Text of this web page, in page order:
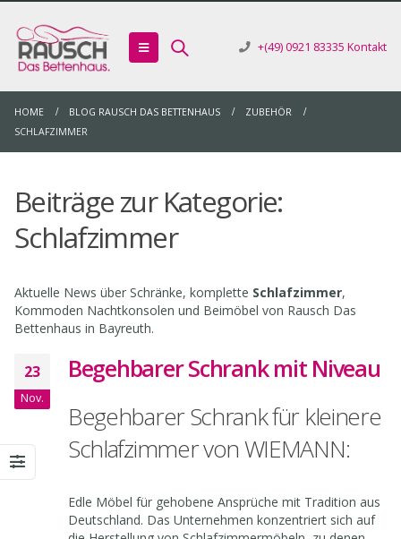
+(49) 0921 83335 Kontakt
HOME BLOG RAUSCH DAS BETTENHAUS
ZUBEHÖR
SCHLAFZIMMER
Beiträge zur Kategorie:
Schlafzimmer
Aktuelle News über Schränke, komplette Schlafzimmer,
Kommoden Nachtkonsolen und Beimöbel von Rausch Das
Bettenhaus in Bayreuth.
23
Nov.
Begehbarer Schrank mit Niveau
Begehbarer Schrank für kleinere
Schlafzimmer von WIEMANN:
Edle Möbel für gehobene Ansprüche mit Tradition aus
Deutschland. Das Unternehmen konzentriert sich auf